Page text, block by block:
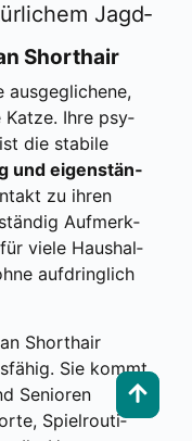
Jagd­
Short­hair
aus­ge­gli­che­ne,
Kat­ze. Ihre psy­
die sta­bi­le
und eigen­stän­
zu ihren
Auf­merk­
vie­le Haus­hal­
auf­dring­lich
Short­hair
Sie kommt
Senio­ren
Spiel­rou­ti­